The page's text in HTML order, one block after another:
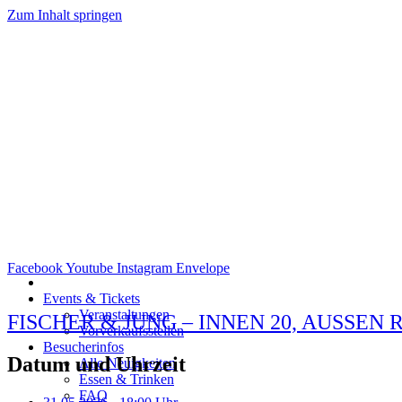
Zum Inhalt springen
Events & Tickets
Veranstaltungen
Vorverkaufsstellen
Besucherinfos
Alle Neuigkeiten
Essen & Trinken
FAQ
FacebookYoutube Instagram Envelope
FISCHER & JUNG – INNEN 20, AUSSEN
Datum und Uhrzeit